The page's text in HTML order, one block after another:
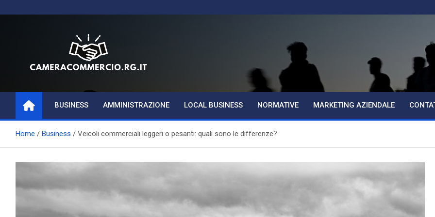
to
Magazine di Business,
Aziende e
Amministrazione
BUSINESS AMMINISTRAZIONE LOCAL BUSINESS NORMATIVE MARKETING AZIENDALE
Home Business Veicoli commerciali leggeri o pesanti: quali sono le differenze?